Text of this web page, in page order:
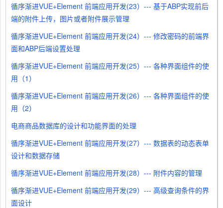
循序渐进VUE+Element 前端应用开发(23）--- 基于ABP实现前后
端的附件上传，图片或者附件展示管理
循序渐进VUE+Element 前端应用开发(24）--- 修改密码的前端界
面和ABP后端设置处理
循序渐进VUE+Element 前端应用开发(25）--- 各种界面组件的使
用（1）
循序渐进VUE+Element 前端应用开发(26）--- 各种界面组件的使
用（2）
电商商品数据库的设计和功能界面的处理
循序渐进VUE+Element 前端应用开发(27）--- 数据表的动态表单
设计和数据存储
循序渐进VUE+Element 前端应用开发(28）--- 附件内容的管理
循序渐进VUE+Element 前端应用开发(29）--- 高级查询条件的界
面设计